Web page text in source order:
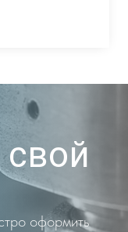
свой
оформить